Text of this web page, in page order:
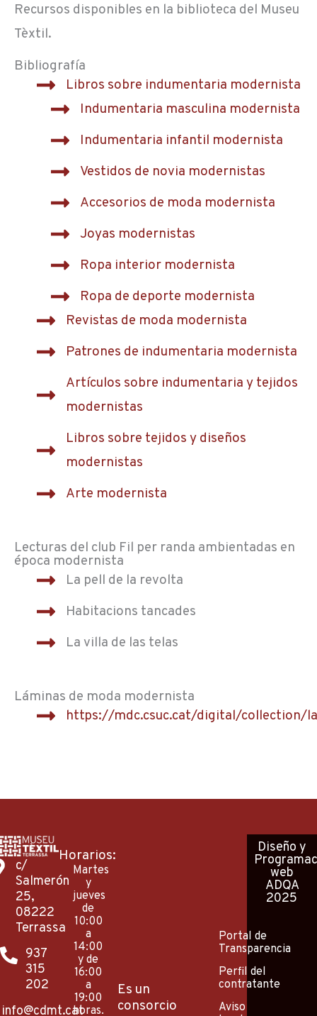
Recursos disponibles en la biblioteca del Museu
Tèxtil.
Bibliografía
Libros sobre indumentaria modernista
Indumentaria masculina modernista
Indumentaria infantil modernista
Vestidos de novia modernistas
Accesorios de moda modernista
Joyas modernistas
Ropa interior modernista
Ropa de deporte modernista
Revistas de moda modernista
Patrones de indumentaria modernista
Artículos sobre indumentaria y tejidos
modernistas
Libros sobre tejidos y diseños
modernistas
Arte modernista
Lecturas del club Fil per randa ambientadas en
época modernista
La pell de la revolta
Habitacions tancades
La villa de las telas
Láminas de moda modernista
https://mdc.csuc.cat/digital/collection/
c/
Salmerón
25,
08222
Terrassa
937
315
202
info@cdmt.cat
Horarios:
Martes
y
jueves
de
10:00
a
14:00
y de
16:00
a
19:00
horas.
Es un
consorcio
Portal de
Transparencia
Perfil del
contratante
Aviso
Diseño y
web
ADQA
2025